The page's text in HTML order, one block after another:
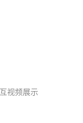
视频展示